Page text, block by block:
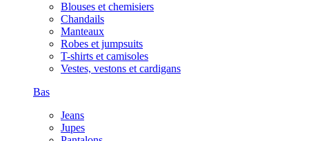
Blouses et chemisiers
Chandails
Manteaux
Robes et jumpsuits
T-shirts et camisoles
Vestes, vestons et cardigans
Bas
Jeans
Jupes